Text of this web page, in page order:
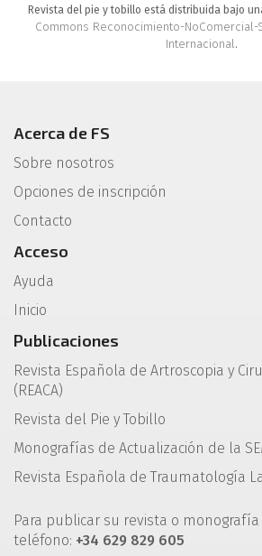
Revista del pie y tobillo está distribuida bajo
Commons Reconocimiento-NoComercial-
Internacional.
Acerca de FS
Sobre nosotros
Opciones de inscripción
Contacto
Acceso
Ayuda
Inicio
Publicaciones
Revista Española de Artroscopia y
(REACA)
Revista del Pie y Tobillo
Monografías de Actualización de la
Revista Española de Traumatología
Para publicar su revista o
teléfono: +34 629 829 605